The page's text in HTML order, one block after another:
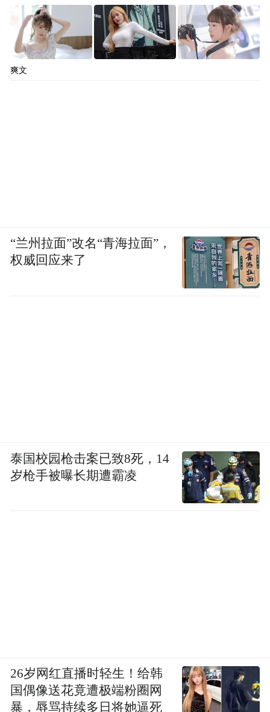
爽文
“兰州拉面”改名“青海拉面”，
权威回应来了
泰国校园枪击案已致8死，14
岁枪手被曝长期遭霸凌
26岁网红直播时轻生！给韩
国偶像送花竟遭极端粉圈网
暴，辱骂持续多日将她逼死